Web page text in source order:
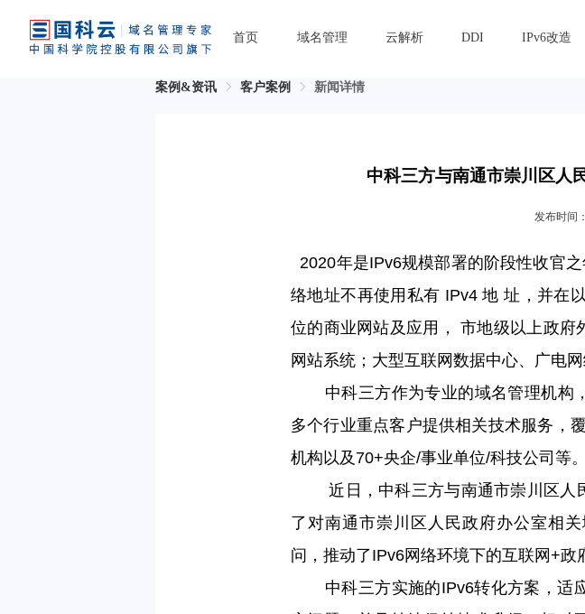
首页 域名管理 云解析 DDI IPv6改造
案例&资讯 客户案例 新闻详情
中科三方与南通市崇川区人
发布时间
2020年是IPv6规模部署的阶段性收官
络地址不再使用私有 IPv4 地 址，并在
位的商业网站及应用， 市地级以上政
网站系统；大型互联网数据中心、广电网
中科三方作为专业的域名管理机构
多个行业重点客户提供相关技术服务，
机构以及70+央企/事业单位/科技公司等。
近日，中科三方与南通市崇川区人
了对南通市崇川区人民政府办公室相
问，推动了IPv6网络环境下的互联网+政
中科三方实施的IPv6转化方案，适